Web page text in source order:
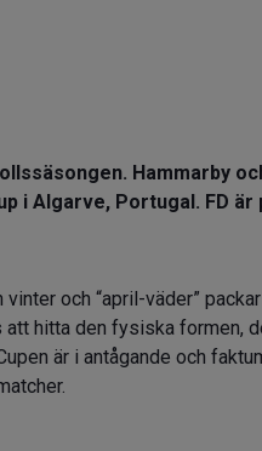
Hammarby
i Algarve, Portugal. FD är
och “april-väder”
hitta den fysiska formen,
är i antågande och